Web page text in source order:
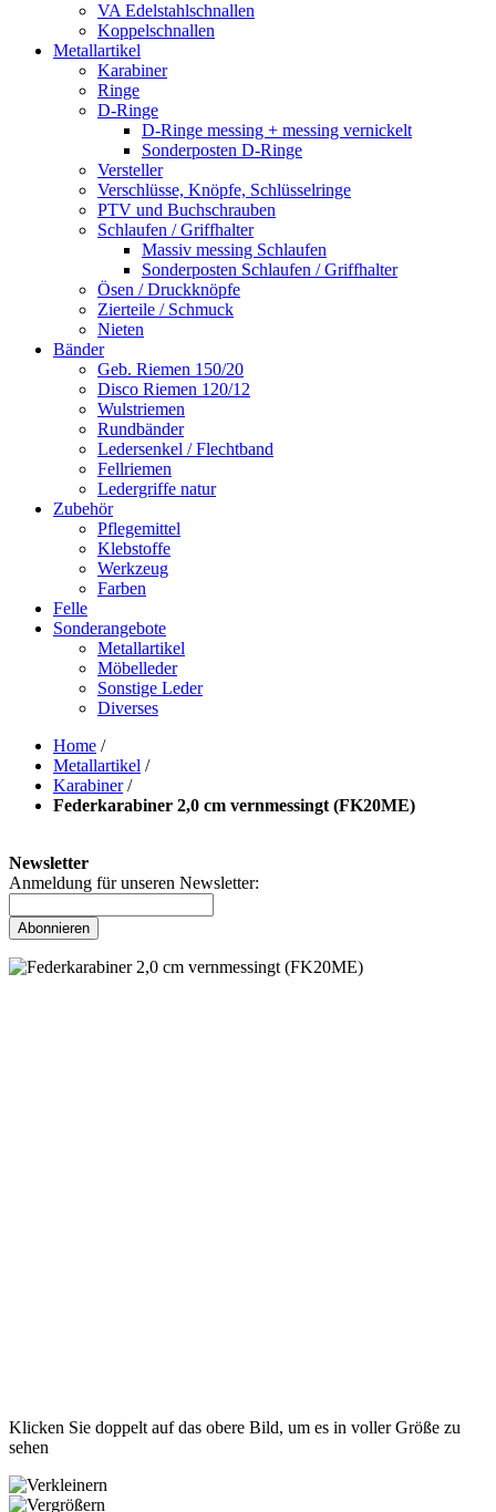
VA Edelstahlschnallen
Koppelschnallen
Metallartikel
Karabiner
Ringe
D-Ringe
D-Ringe messing + messing vernickelt
Sonderposten D-Ringe
Versteller
Verschlüsse, Knöpfe, Schlüsselringe
PTV und Buchschrauben
Schlaufen / Griffhalter
Massiv messing Schlaufen
Sonderposten Schlaufen / Griffhalter
Ösen / Druckknöpfe
Zierteile / Schmuck
Nieten
Bänder
Geb. Riemen 150/20
Disco Riemen 120/12
Wulstriemen
Rundbänder
Ledersenkel / Flechtband
Fellriemen
Ledergriffe natur
Zubehör
Pflegemittel
Klebstoffe
Werkzeug
Farben
Felle
Sonderangebote
Metallartikel
Möbelleder
Sonstige Leder
Diverses
Home /
Metallartikel /
Karabiner /
Federkarabiner 2,0 cm vernmessingt (FK20ME)
Newsletter
Anmeldung für unseren Newsletter:
Abonnieren
Klicken Sie doppelt auf das obere Bild, um es in voller Größe zu
sehen